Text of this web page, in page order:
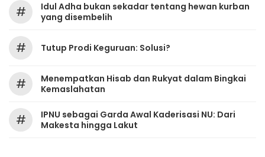
#
Idul Adha bukan sekadar tentang hewan kurban
yang disembelih
# Tutup Prodi Keguruan: Solusi?
#
Menempatkan Hisab dan Rukyat dalam Bingkai
Kemaslahatan
#
IPNU sebagai Garda Awal Kaderisasi NU: Dari
Makesta hingga Lakut